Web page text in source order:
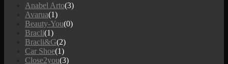
Anabel Arto(3)
Avarua(1)
Beauty-You(0)
Bracli(1)
Bracli&G(2)
Car Shoe(1)
Close2you(3)